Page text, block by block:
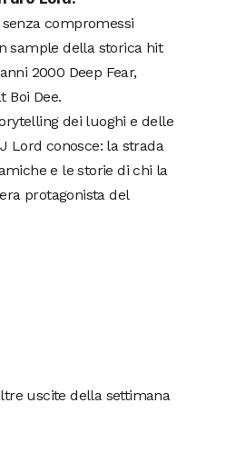
compromessi
sample della storica hit
2000 Deep Fear,
Boi Dee.
dei luoghi e delle
Lord conosce: la strada
e le storie di chi la
protagonista del
uscite della settimana